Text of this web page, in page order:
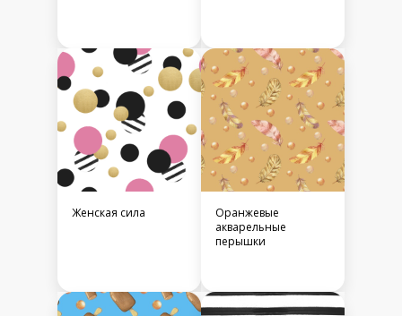
Женская сила
Оранжевые
акварельные
перышки